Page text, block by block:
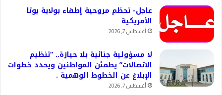
عاجل- تحطُم مروحية إطفاء بولاية يوتا
الأمريكية
أغسطس 7, 2026
لا مسؤولية جنائية بلا حيازة.. “تنظيم
الاتصالات” يطمئن المواطنين ويحدد خطوات
الإبلاغ عن الخطوط الوهمية .
أغسطس 7, 2026